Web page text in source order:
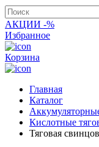
АКЦИИ -%
Избранное
Корзина
Главная
Каталог
Кислотные
Тяговая